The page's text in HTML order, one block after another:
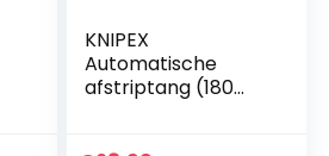
KNIPEX
Automatische
afstriptang (180